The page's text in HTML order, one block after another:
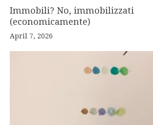
Immobili? No, immobilizzati
(economicamente)
April 7, 2026